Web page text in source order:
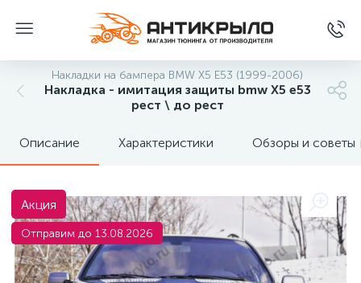
Накладки на бампера BMW X5 E53 (1999-2006)
Накладка - имитация защиты bmw X5 e53
рест \ до рест
Описание Характеристики Обзоры и советы
Акция
Отправим до 13.08.2026